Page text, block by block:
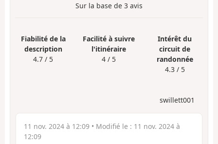
Sur la base de 3 avis
Fiabilité de la
description
4.7 / 5
Facilité à suivre
l'itinéraire
4 / 5
Intérêt du
circuit de
randonnée
4.3 / 5
swillett001
11 nov. 2024 à 12:09 • Modifié le : 11 nov. 2024 à
12:09